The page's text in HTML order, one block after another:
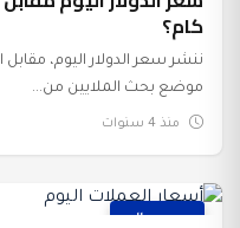
كام؟
ننشر سعر الدولار اليوم،
موضع بحث الملايين من...
منذ 4 سنوات